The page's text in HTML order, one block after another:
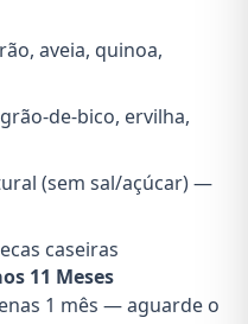
aveia, quinoa,
de-bico, ervilha,
(sem sal/açúcar) —
caseiras
11 Meses
1 mês — aguarde o